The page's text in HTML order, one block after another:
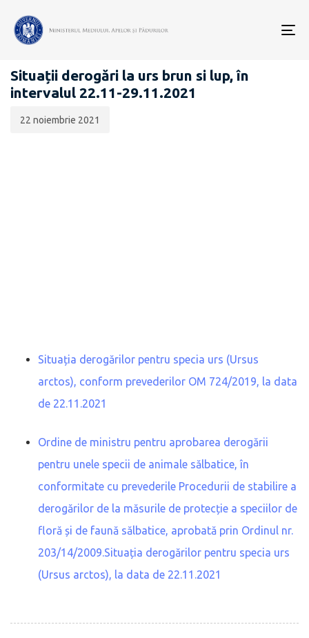
BIODIVERSITATE
Situații derogări la urs brun si lup, în
intervalul 22.11-29.11.2021
publicării:
22 noiembrie 2021
Situația derogărilor pentru specia urs (Ursus
arctos), conform prevederilor OM 724/2019, la data
de 22.11.2021
Ordine de ministru pentru aprobarea derogării
pentru unele specii de animale sălbatice, în
conformitate cu prevederile Procedurii de stabilire a
derogărilor de la măsurile de protecție a speciilor de
floră și de faună sălbatice, aprobată prin Ordinul nr.
203/14/2009.Situația derogărilor pentru specia urs
(Ursus arctos), la data de 22.11.2021